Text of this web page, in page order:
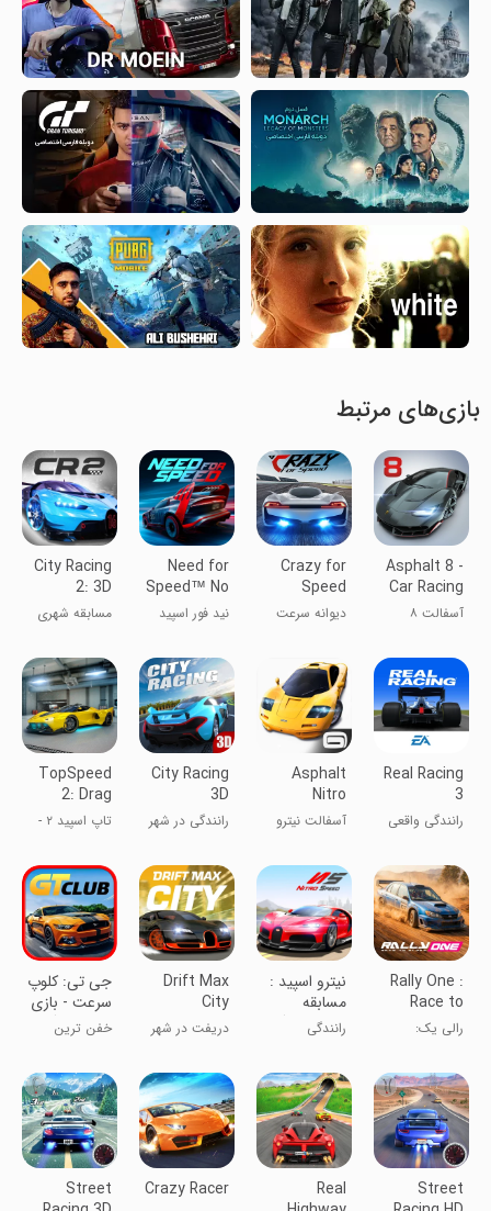
بازی‌های مرتبط
Asphalt 8 -
Car Racing
Game
آسفالت ۸
Crazy for
Speed
دیوانه سرعت
Need for
Speed™ No
Limits
نید فور اسپید
City Racing
2: 3D
Racing
مسابقه شهری
۳D
Real Racing
3
رانندگی واقعی
Asphalt
Nitro
آسفالت نیترو
City Racing
3D
رانندگی در شهر
TopSpeed
2: Drag
Rivals Race
تاپ اسپید ۲ -
Rally One :
Race to
glory
رالی یک:
شکوه
نیترو اسپید :
مسابقه
ماشینی درگ
رانندگی
Drift Max
City
دریفت در شهر
ماشین ها
‏جی تی: کلوپ
سرعت - بازی
ماشین درگ
خفن ترین
Street
Real
Crazy Racer
Street